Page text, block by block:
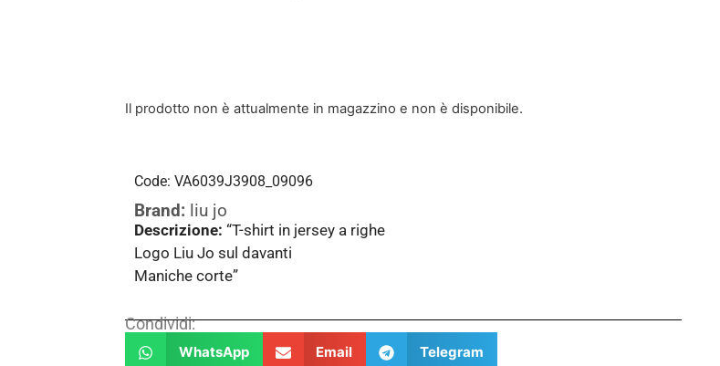
Il prodotto non è attualmente in magazzino e non è disponibile.
Code: VA6039J3908_09096
Brand: liu jo
Descrizione: “T-shirt in jersey a righe
Logo Liu Jo sul davanti
Maniche corte”
Condividi:
WhatsApp Email Telegram